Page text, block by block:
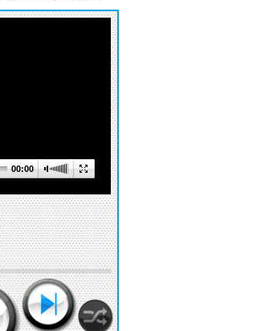
00:00